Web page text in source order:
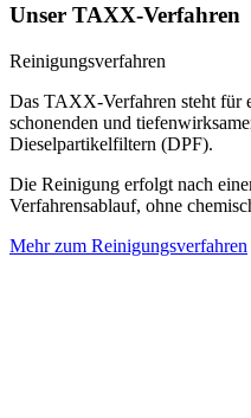
Unser TAXX-Verfahren
Reinigungsverfahren
Das TAXX-Verfahren steht für
schonenden und
Dieselpartikelfiltern (DPF).
Die Reinigung erfolgt nach
Verfahrensablauf, ohne
Mehr zum Reinigungsverfahren